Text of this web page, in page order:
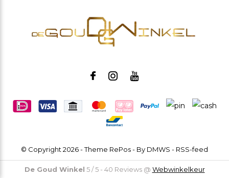
© Copyright 2026- Theme RePos - By DMWS - RSS-feed
De Goud Winkel 5/5- 40 Reviews @ Webwinkelkeur